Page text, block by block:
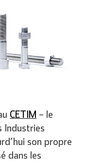
CETIM – le
Industries
son propre
dans les